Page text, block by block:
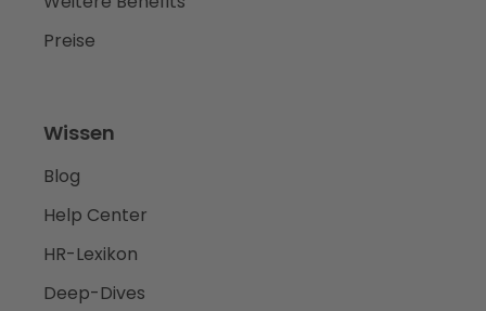
Preise
Wissen
Blog
Help Center
HR-Lexikon
Deep-Dives